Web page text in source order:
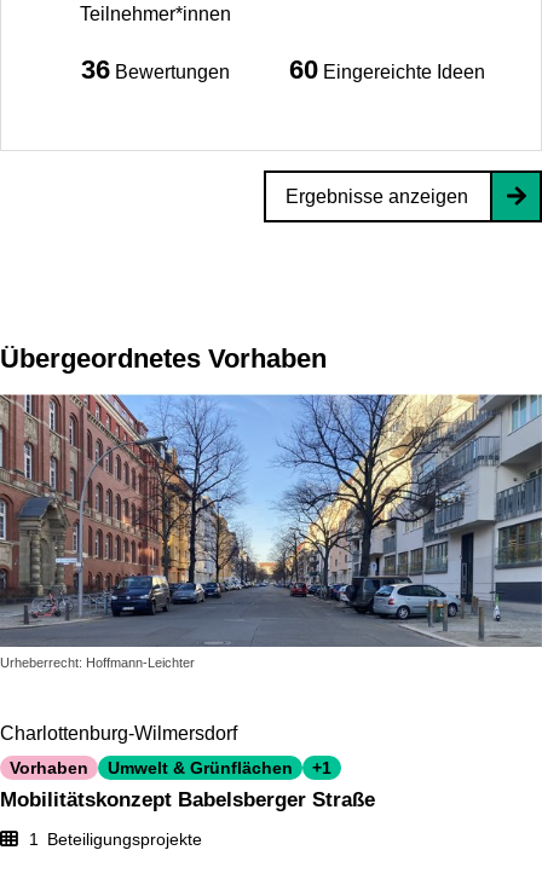
Teilnehmer*innen
36 Bewertungen 60 Eingereichte Ideen
Ergebnisse anzeigen
Übergeordnetes Vorhaben
Urheberrecht: Hoffmann-Leichter
Charlottenburg-Wilmersdorf
Vorhaben Umwelt & Grünflächen +1
Mobilitätskonzept Babelsberger Straße
1 Beteiligungsprojekte